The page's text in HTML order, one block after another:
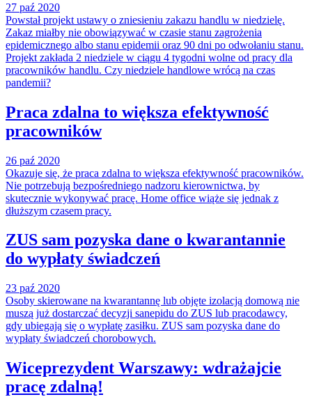
27 paź 2020
Powstał projekt ustawy o zniesieniu zakazu handlu w niedzielę.
Zakaz miałby nie obowiązywać w czasie stanu zagrożenia
epidemicznego albo stanu epidemii oraz 90 dni po odwołaniu stanu.
Projekt zakłada 2 niedziele w ciągu 4 tygodni wolne od pracy dla
pracowników handlu. Czy niedziele handlowe wrócą na czas
pandemii?
Praca zdalna to większa efektywność
pracowników
26 paź 2020
Okazuje się, że praca zdalna to większa efektywność pracowników.
Nie potrzebują bezpośredniego nadzoru kierownictwa, by
skutecznie wykonywać pracę. Home office wiąże się jednak z
dłuższym czasem pracy.
ZUS sam pozyska dane o kwarantannie
do wypłaty świadczeń
23 paź 2020
Osoby skierowane na kwarantannę lub objęte izolacją domową nie
muszą już dostarczać decyzji sanepidu do ZUS lub pracodawcy,
gdy ubiegają się o wypłatę zasiłku. ZUS sam pozyska dane do
wypłaty świadczeń chorobowych.
Wiceprezydent Warszawy: wdrażajcie
pracę zdalną!